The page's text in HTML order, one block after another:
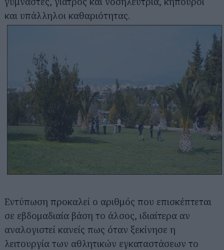
και υπάλληλοι καθαριότητας.
Εντύπωση προκαλεί ο αριθμός που επισκέπτεται
σε εβδομαδιαία βάση το άλσος, ιδιαίτερα αν
αναλογιστεί κανείς πως όταν ξεκίνησε η
λειτουργία των αθλητικών εγκαταστάσεων το